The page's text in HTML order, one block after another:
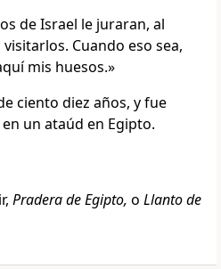
de Israel le juraran, al
Cuando eso sea,
mis huesos.»
ciento diez años, y fue
un ataúd en Egipto.
Pradera de Egipto, o Llanto de